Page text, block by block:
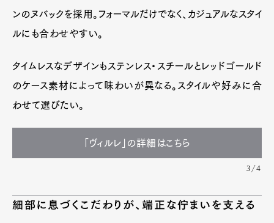
ンのヌバックを採用。フォーマルだけでなく、カジュアルなスタイ
ルにも合わせやすい。
タイムレスなデザインもステンレス・スチールとレッドゴールド
のケース素材によって味わいが異なる。スタイルや好みに合
わせて選びたい。
「ヴィルレ」の詳細はこちら
3/4
細部に息づくこだわりが、端正な佇まいを支える